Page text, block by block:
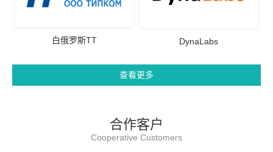
白俄罗斯TT DynaLabs
查看更多
合作客户
Cooperative Customers